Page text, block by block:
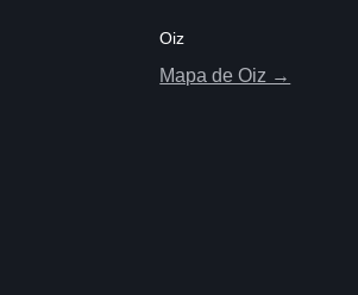
Oiz
Mapa de Oiz →